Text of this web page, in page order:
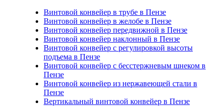
Винтовой конвейер в трубе в Пензе
Винтовой конвейер в желобе в Пензе
Винтовой конвейер передвижной в Пензе
Винтовой конвейер наклонный в Пензе
Винтовой конвейер с регулировкой высоты
подъема в Пензе
Винтовой конвейер с бесстержневым шнеком в
Пензе
Винтовой конвейер из нержавеющей стали в
Пензе
Вертикальный винтовой конвейер в Пензе